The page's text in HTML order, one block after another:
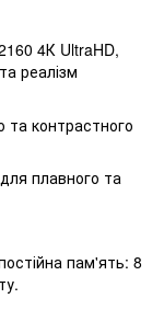
4К UltraHD,
реалізм
та контрастного
плавного та
пам'ять: 8